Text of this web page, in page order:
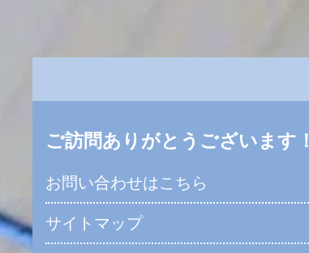
ご訪問ありがとうございます！
お問い合わせはこちら
サイトマップ